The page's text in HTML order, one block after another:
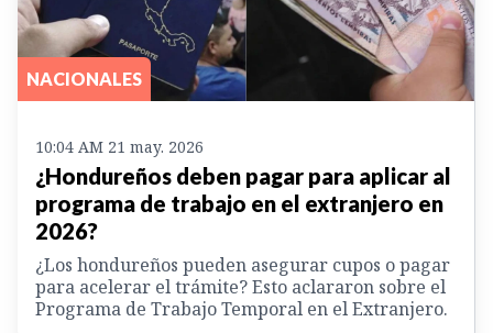
NACIONALES
10:04 AM 21 may. 2026
¿Hondureños deben pagar para aplicar al
programa de trabajo en el extranjero en
2026?
¿Los hondureños pueden asegurar cupos o pagar
para acelerar el trámite? Esto aclararon sobre el
Programa de Trabajo Temporal en el Extranjero.